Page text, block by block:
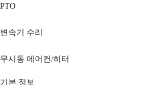
PTO
변속기 수리
무시동 에어컨/히터
기본 정보